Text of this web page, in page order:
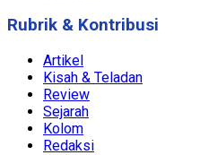
Rubrik & Kontribusi
Artikel
Kisah & Teladan
Review
Sejarah
Kolom
Redaksi